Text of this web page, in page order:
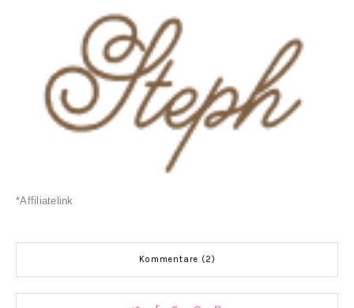
*Affiliatelink
Kommentare (2)